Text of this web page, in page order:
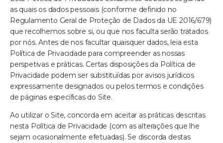
as quais os dados pessoais (conforme definido no
Regulamento Geral de Proteção de Dados da UE 2016/679)
que recolhemos sobre si, ou que nos faculta serão tratados
por nós. Antes de nos facultar quaisquer dados, leia esta
Política de Privacidade para compreender as nossas
perspetivas e práticas. Certas disposições da Política de
Privacidade podem ser substituídas por avisos jurídicos
expressamente designados ou pelos termos e condições
de páginas específicas do Site.
Ao utilizar o Site, concorda em aceitar as práticas descritas
nesta Política de Privacidade (com as alterações que lhe
sejam ocasionalmente efetuadas). Se discorda destas